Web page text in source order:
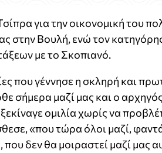
για την οικονομική του
στην Βουλή, ενώ τον
με το Σκοπιανό.
που γέννησε η σκληρή και
σήμερα μαζί μας και ο
ομιλία χωρίς να
«που τώρα όλοι μαζί,
δεν θα μοιραστεί μαζί μας